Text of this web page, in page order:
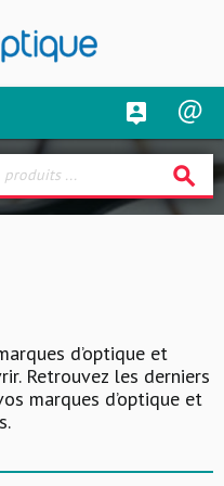
search
d’optique et
Retrouvez les derniers
marques d’optique et